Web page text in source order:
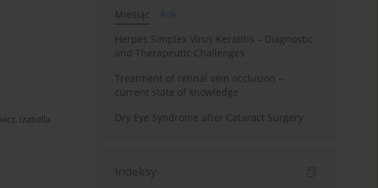
, Izabella
Miesiąc
Rok
Herpes Simplex Virus Keratitis – Diagnostic
and Therapeutic Challenges
Treatment of retinal vein occlusion –
current state of knowledge
Dry Eye Syndrome after Cataract Surgery
Indeksy